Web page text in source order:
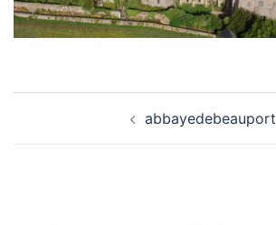
abbayedebeauport